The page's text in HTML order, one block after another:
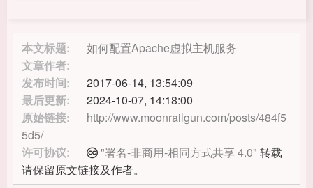
本文标题:
如何配置Apache虚拟主机服务
文章作者:
发布时间:
2017-06-14, 13:54:09
最后更新:
2024-10-07, 14:18:00
原始链接:
http://www.moonrailgun.com/posts/484f5
5d5/
许可协议:
"署名-非商用-相同方式共享 4.0" 转载
请保留原文链接及作者。